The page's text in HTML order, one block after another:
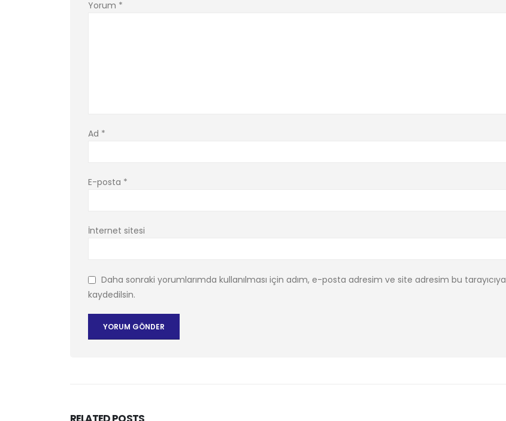
Yorum *
Ad *
E-posta *
İnternet sitesi
Daha sonraki yorumlarımda kullanılması için adım, e-posta adresim ve site adresim bu tarayıcıya
kaydedilsin.